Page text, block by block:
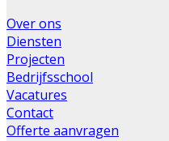
Over ons
Diensten
Projecten
Bedrijfsschool
Vacatures
Contact
Offerte aanvragen